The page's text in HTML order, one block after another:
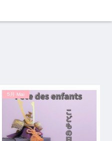
5月 Mai